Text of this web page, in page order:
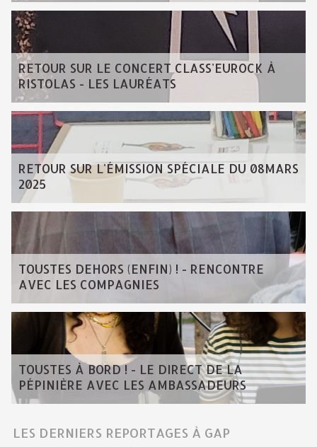
RETOUR SUR LE CONCERT CLASS'EUROCK À
RISTOLAS - LES LAURÉATS
RETOUR SUR L'ÉMISSION SPÉCIALE DU 08MARS
2025
TOUSTES DEHORS (ENFIN) ! - RENCONTRE
AVEC LES COMPAGNIES
TOUSTES À BORD ! - LE DIRECT DE LA
PÉPINIÈRE AVEC LES AMBASSADEURS
LES DERNIERS REPORTAGES À GAP